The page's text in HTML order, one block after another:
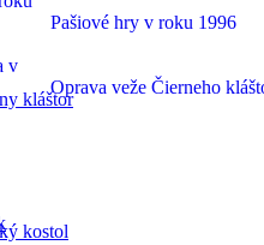
kláštor
kostol
Pašiové hry v roku 1996
Oprava veže Čierneho